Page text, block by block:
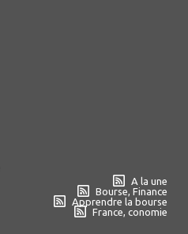
A la une
Bourse, Finance
Apprendre la bourse
France, conomie